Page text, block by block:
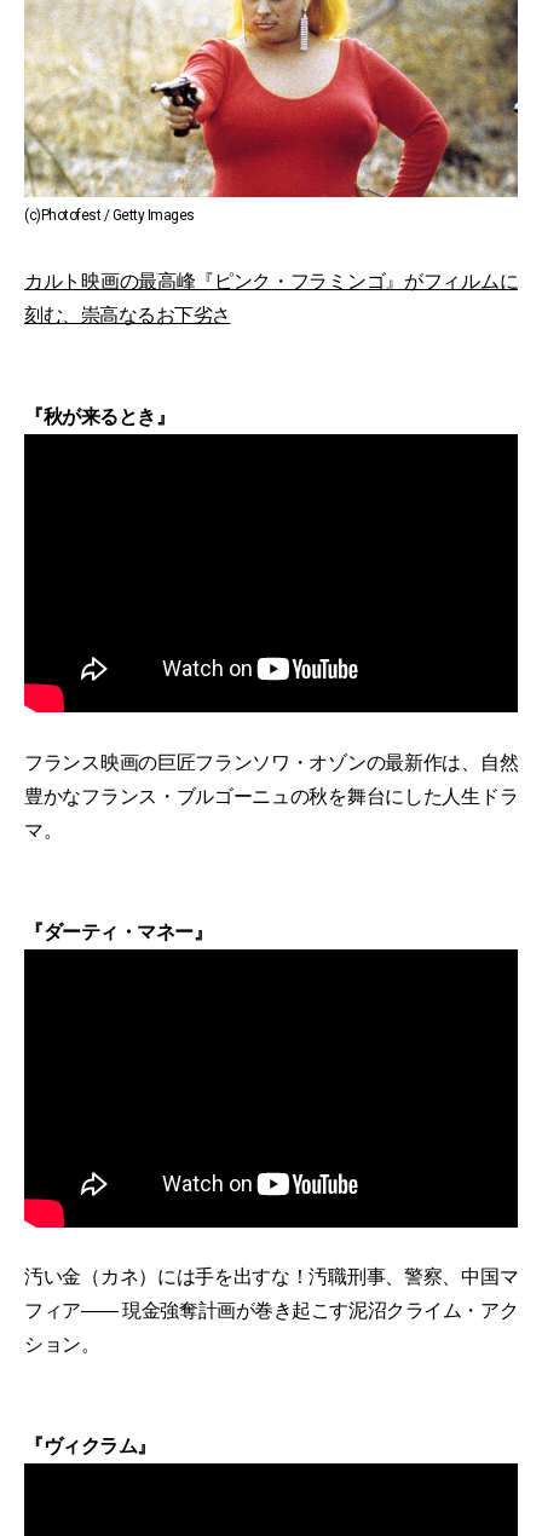
(c)Photofest / Getty Images
カルト映画の最高峰『ピンク・フラミンゴ』がフィルムに
刻む、崇高なるお下劣さ
『秋が来るとき』
フランス映画の巨匠フランソワ・オゾンの最新作は、自然
豊かなフランス・ブルゴーニュの秋を舞台にした人生ドラ
マ。
『ダーティ・マネー』
汚い金（カネ）には手を出すな！汚職刑事、警察、中国マ
フィア―― 現金強奪計画が巻き起こす泥沼クライム・アク
ション。
『ヴィクラム』